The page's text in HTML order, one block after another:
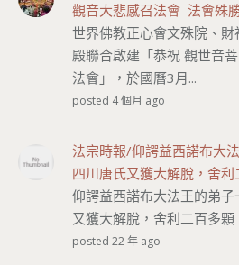
觀音大悲感召法會 法會殊
世界佛教正心會文殊院、
殿聯合啟建「恭祝 觀世音
法會」，於國曆3月...
posted 4 個月 ago
法宗時報/仰諤益西諾布大
四川唐氏又獲大解脫，舍利
仰諤益西諾布大法王的弟
又獲大解脫，舍利二百多顆
posted 22 年 ago